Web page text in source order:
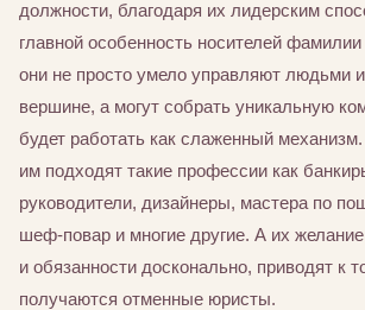
должности, благодаря их лидерским
главной особенность носителей фамилии
они не просто умело управляют людьми
вершине, а могут собрать уникальную
будет работать как слаженный
им подходят такие профессии как
руководители, дизайнеры, мастера по
шеф-повар и многие другие. А их
и обязанности досконально, приводят к
получаются отменные юристы.